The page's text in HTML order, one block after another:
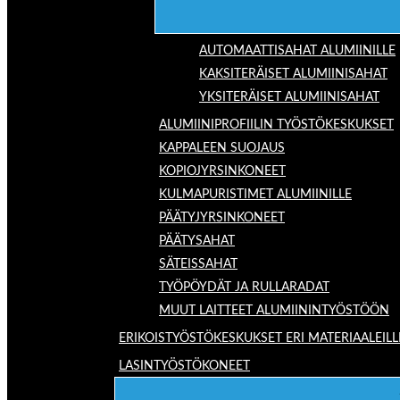
AUTOMAATTISAHAT ALUMIINILLE
KAKSITERÄISET ALUMIINISAHAT
YKSITERÄISET ALUMIINISAHAT
ALUMIINIPROFIILIN TYÖSTÖKESKUKSET
KAPPALEEN SUOJAUS
KOPIOJYRSINKONEET
KULMAPURISTIMET ALUMIINILLE
PÄÄTYJYRSINKONEET
PÄÄTYSAHAT
SÄTEISSAHAT
TYÖPÖYDÄT JA RULLARADAT
MUUT LAITTEET ALUMIININTYÖSTÖÖN
ERIKOISTYÖSTÖKESKUKSET ERI
LASINTYÖSTÖKONEET